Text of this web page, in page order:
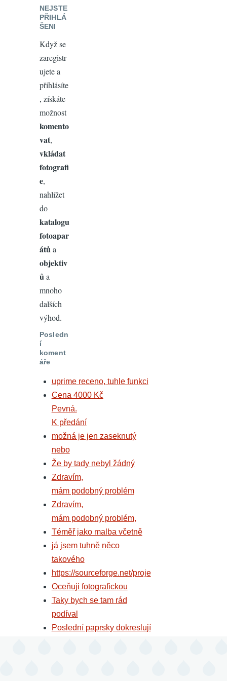
NEJSTE
PŘIHLÁ
ŠENI
Když se
zaregistr
ujete a
přihlásíte
, získáte
možnost
komento
vat,
vkládat
fotografi
e,
nahlížet
do
katalogu
fotoapar
átů a
objektiv
ů a
mnoho
dalších
výhod.
Posledn
í
koment
áře
uprime receno, tuhle funkci
Cena 4000 Kč
Pevná.
K předání
možná je jen zaseknutý
nebo
Že by tady nebyl žádný
Zdravím,
mám podobný problém
Zdravím,
mám podobný problém,
Téměř jako malba včetně
já jsem tuhně něco
takového
https://sourceforge.net/proje
Oceňuji fotografickou
Taky bych se tam rád
podíval
Poslední paprsky dokreslují